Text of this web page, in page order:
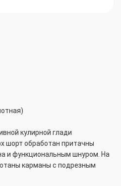
кулирной глади
шорт обработан притачны
и функциональным шнуром. На
карманы с подрезным